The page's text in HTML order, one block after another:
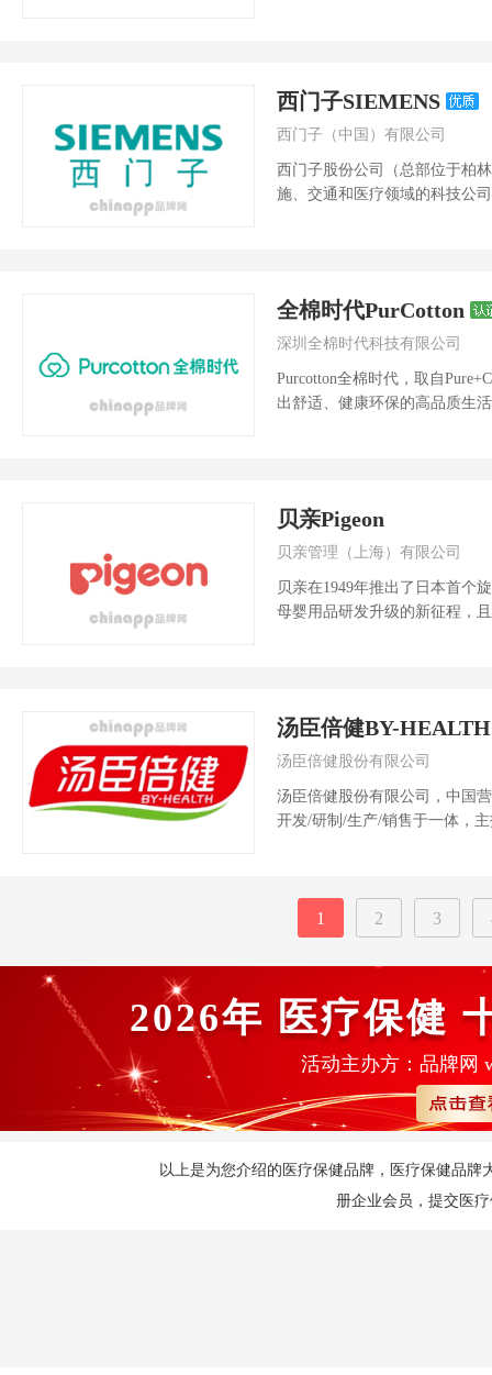
西门子SIEMENS
西门子（中国）有限公司
西门子股份公司（总部位于柏
施、交通和医疗领域的科技公
全棉时代PurCotton
深圳全棉时代科技有限公司
Purcotton全棉时代，取自
出舒适、健康环保的高品质生
贝亲Pigeon
贝亲管理（上海）有限公司
贝亲在1949年推出了日本首个
母婴用品研发升级的新征程，
汤臣倍健BY-HEALTH
汤臣倍健股份有限公司
汤臣倍健股份有限公司，中国
开发/研制/生产/销售于一体，
1 2 3
2026年 医疗保健
活动主办方：品牌网
以上是为您介绍的医疗保健品牌，医疗保健品
册企业会员，提交医